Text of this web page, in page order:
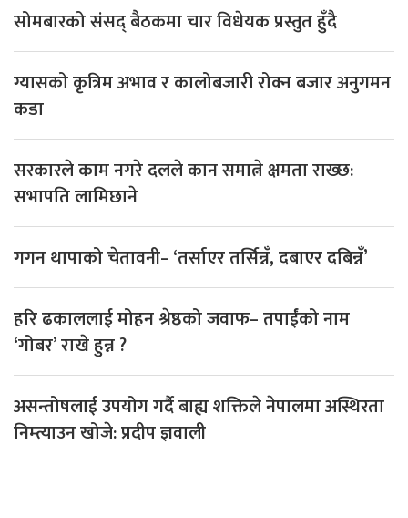
सोमबारको संसद् बैठकमा चार विधेयक प्रस्तुत हुँदै
ग्यासको कृत्रिम अभाव र कालोबजारी रोक्न बजार अनुगमन
कडा
सरकारले काम नगरे दलले कान समात्ने क्षमता राख्छ:
सभापति लामिछाने
गगन थापाको चेतावनी– ‘तर्साएर तर्सिन्नँ, दबाएर दबिन्नँ’
हरि ढकाललाई मोहन श्रेष्ठको जवाफ– तपाईंको नाम
‘गोबर’ राखे हुन्न ?
असन्तोषलाई उपयोग गर्दै बाह्य शक्तिले नेपालमा अस्थिरता
निम्त्याउन खोजे: प्रदीप ज्ञवाली